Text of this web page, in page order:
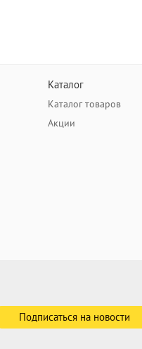
Каталог
Каталог товаров
Акции